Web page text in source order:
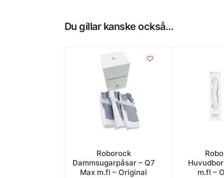
Du gillar kanske också…
Roborock
Dammsugarpåsar – Q7
Max m.fl – Original
m.fl –